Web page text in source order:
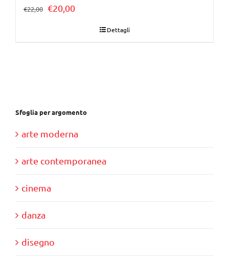
€22,00 Il
€20,00Il
Dettagli
Sfoglia per argomento
arte moderna
arte contemporanea
cinema
danza
disegno